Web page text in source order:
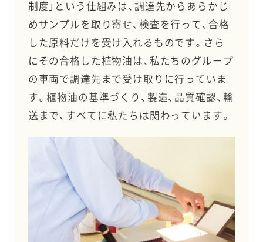
制度」という仕組みは、調達先からあらかじ
めサンプルを取り寄せ、検査を行って、合格
した原料だけを受け入れるものです。さら
にその合格した植物油は、私たちのグループ
の車両で調達先まで受け取りに行っていま
す。植物油の基準づくり、製造、品質確認、輸
送まで、すべてに私たちは関わっています。